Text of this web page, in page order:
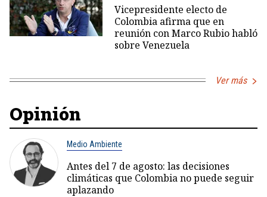
Vicepresidente electo de
Colombia afirma que en
reunión con Marco Rubio habló
sobre Venezuela
Ver más
Opinión
Medio Ambiente
Antes del 7 de agosto: las decisiones
climáticas que Colombia no puede seguir
aplazando